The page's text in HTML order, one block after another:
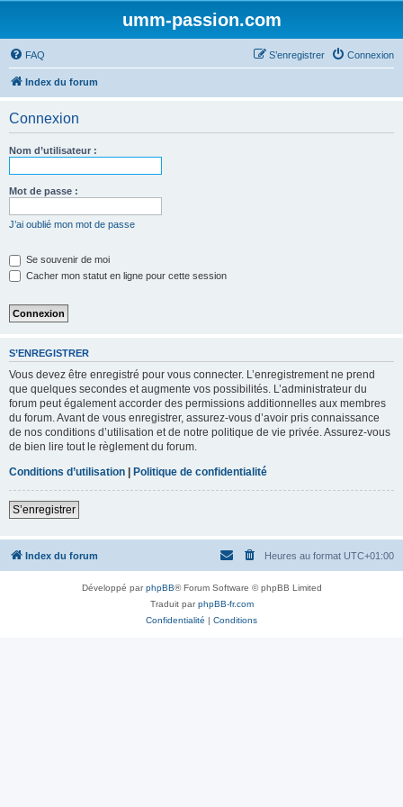
umm-passion.com
FAQ Connexion
S’enregistrer
Index du forum
Connexion
Nom d’utilisateur :
Mot de passe :
J’ai oublié mon mot de passe
Se souvenir de moi
Cacher mon statut en ligne pour cette session
S’ENREGISTRER
Vous devez être enregistré pour vous connecter. L’enregistrement ne prend
que quelques secondes et augmente vos possibilités. L’administrateur du
forum peut également accorder des permissions additionnelles aux membres
du forum. Avant de vous enregistrer, assurez-vous d’avoir pris connaissance
de nos conditions d’utilisation et de notre politique de vie privée. Assurez-vous
de bien lire tout le règlement du forum.
Conditions d’utilisation | Politique de confidentialité
S’enregistrer
Index du forum Heures au format UTC+01:00
Développé parphpBB® Forum Software © phpBB Limited
Traduit parphpBB-fr.com
Confidentialité | Conditions